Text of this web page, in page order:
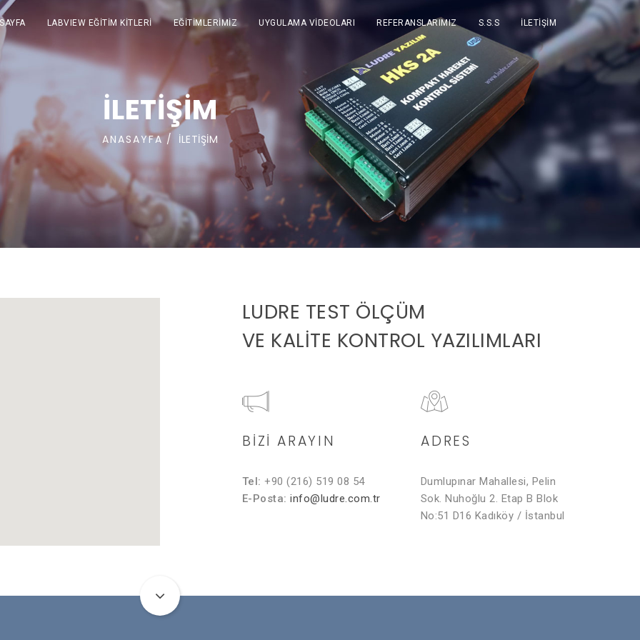
LABVIEW EĞİTİM KİTLERİ EĞİTİMLERİMİZ UYGULAMA VİDEOLARI REFERANSLARIMIZ S.S.S İLETİŞİM
İLETİŞİM
ANASAYFA İLETİŞİM
LUDRE TEST ÖLÇÜM
VE KALİTE KONTROL YAZILIMLARI
BİZİ ARAYIN
Tel:+90 (216) 519 08 54
E-Posta:info@ludre.com.tr
ADRES
Dumlupınar Mahallesi, Pelin
Sok. Nuhoğlu 2. Etap B Blok
No:51 D16 Kadıköy / İstanbul